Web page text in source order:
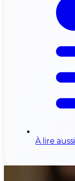
À lire aussi